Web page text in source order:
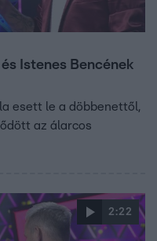
Istenes Bencének
esett le a döbbenettől,
az álarcos
2:22